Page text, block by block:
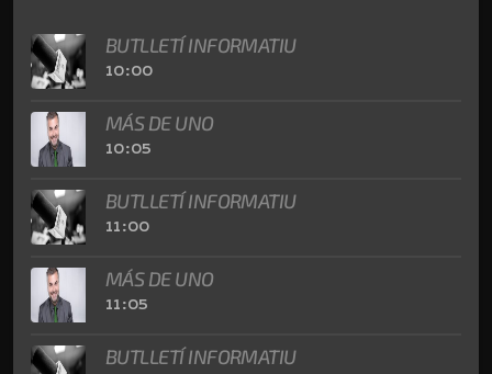
BUTLLETÍ INFORMATIU
10:00
MÁS DE UNO
10:05
BUTLLETÍ INFORMATIU
11:00
MÁS DE UNO
11:05
BUTLLETÍ INFORMATIU